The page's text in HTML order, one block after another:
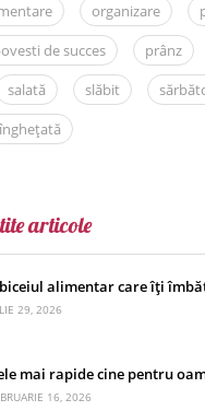
organizare
de succes prânz
salată slăbit
înghețată
articole
alimentar care îți
29, 2026
mai rapide cine pentru
16, 2026